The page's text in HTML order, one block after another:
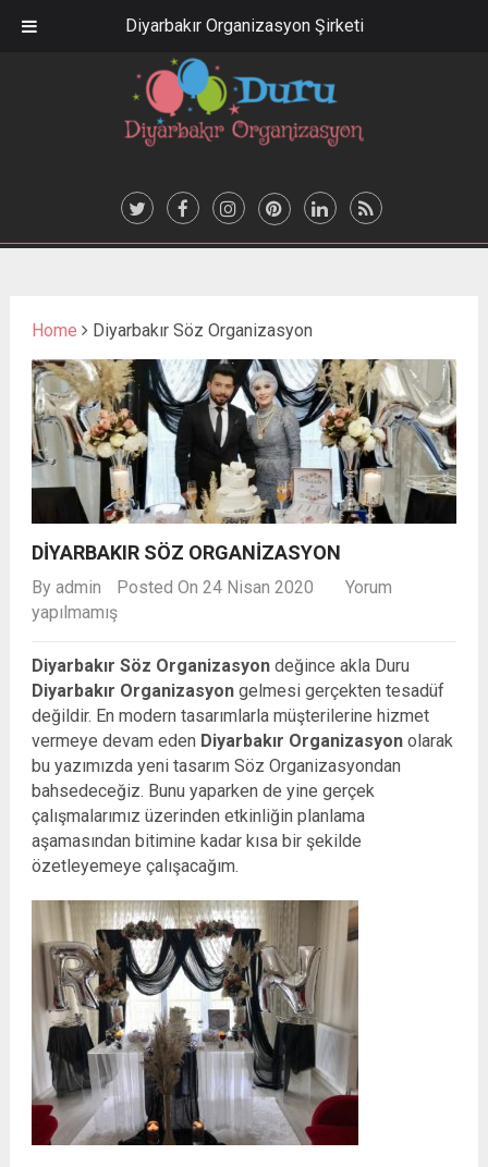
Home Diyarbakır Söz Organizasyon
DIYARBAKIR SÖZ ORGANIZASYON
By admin Posted On 24 Nisan 2020
Yorum
yapılmamış
Diyarbakır Söz Organizasyondeğince akla Duru
Diyarbakır Organizasyongelmesi gerçekten tesadüf
değildir. En modern tasarımlarla müşterilerine hizmet
vermeye devam eden Diyarbakır Organizasyonolarak
bu yazımızda yeni tasarım Söz Organizasyondan
bahsedeceğiz. Bunu yaparken de yine gerçek
çalışmalarımız üzerinden etkinliğin planlama
aşamasından bitimine kadar kısa bir şekilde
özetleyemeye çalışacağım.
Diyarbakır Organizasyon Şirketi